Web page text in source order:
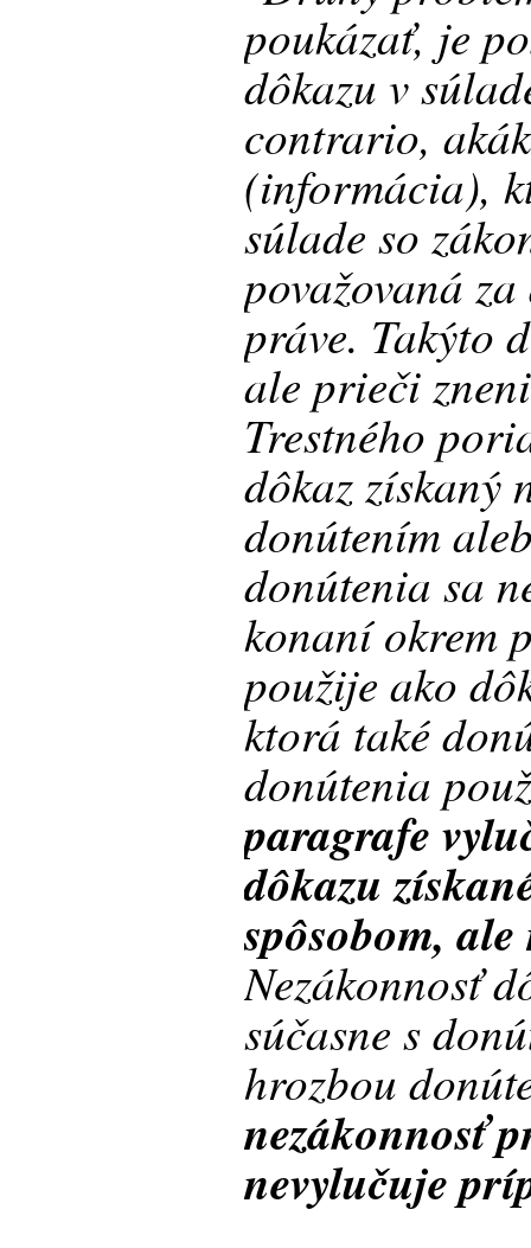
poukázať, je
dôkazu v
contrario,
(informácia),
súlade so
považovaná
práve. Takýto
ale prieči
Trestného
dôkaz získaný
donútením
donútenia sa
konaní okrem
použije ako
ktorá také
donútenia
paragrafe
dôkazu
spôsobom,
Nezákonnosť
súčasne s
hrozbou
nezákonnosť
nevylučuje